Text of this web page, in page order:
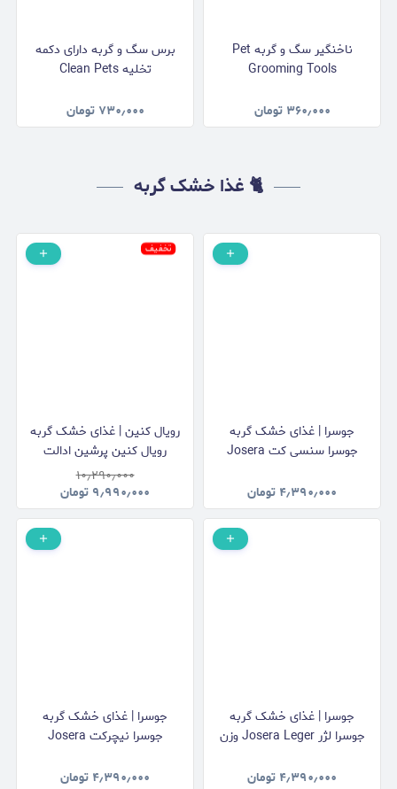
ناخنگیر سگ و گربه Pet
Grooming Tools
۳۶۰٫۰۰۰ تومان
برس سگ و گربه دارای دکمه
تخلیه Clean Pets
۷۳۰٫۰۰۰ تومان
🐈 غذا خشک گربه
جوسرا | غذای خشک گربه
جوسرا سنسی کت Josera
۴٫۳۹۰٫۰۰۰ تومان
تخفیف
رویال کنین | غذای خشک گربه
رویال کنین پرشین ادالت
Royal Canin Persian Adult
وزن 2 کیلوگرم
۱۰٫۲۹۰٫۰۰۰
۹٫۹۹۰٫۰۰۰ تومان
جوسرا | غذای خشک گربه
جوسرا لژر Josera Leger وزن
۴٫۳۹۰٫۰۰۰ تومان
جوسرا | غذای خشک گربه
جوسرا نیچرکت Josera
۴٫۳۹۰٫۰۰۰ تومان